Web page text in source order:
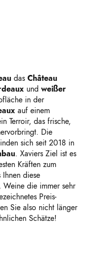
das Château
und weißer
in der
auf einem
Terroir, das frische,
Die
sich seit 2018 in
. Xaviers Ziel ist es
Kräften zum
diese
Weine die immer sehr
Preis-
Sie also nicht länger
Schätze!